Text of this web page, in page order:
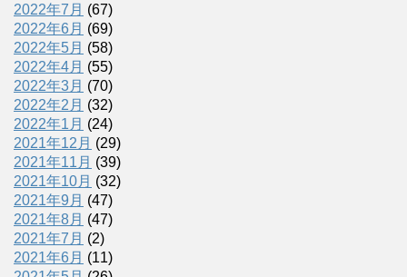
2022年7月 (67)
2022年6月 (69)
2022年5月 (58)
2022年4月 (55)
2022年3月 (70)
2022年2月 (32)
2022年1月 (24)
2021年12月 (29)
2021年11月 (39)
2021年10月 (32)
2021年9月 (47)
2021年8月 (47)
2021年7月 (2)
2021年6月 (11)